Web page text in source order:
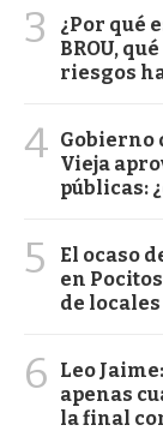
3
¿Por qué
BROU,
riesgos
4 Gobierno
Vieja
públicas:
5
El ocaso
en
de
6
Leo
apenas
la final